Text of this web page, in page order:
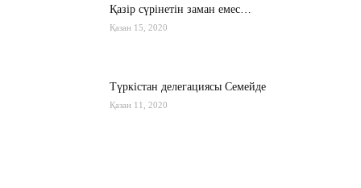
Қазір сүрінетін заман емес…
Қазан 15, 2020
Түркістан делегациясы Семейде
Қазан 11, 2020